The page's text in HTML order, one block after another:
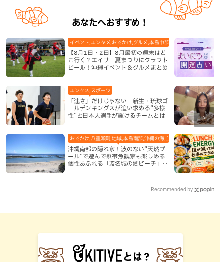
あなたへおすすめ！
【8月1日・2日】8月最初の週末はど
こ行く？エイサー夏まつりにクラフト
ビール！沖縄イベント＆グルメまとめ
イベント,エンタメ,おでかけ,グルメ,本島中部,本島北部,本島南部
「速さ」だけじゃない 新生・琉球ゴ
ールデンキングスが追い求める“多様
性”と日本人選手が輝けるチームとは
エンタメ,スポーツ
沖縄南部の隠れ家！波のない“天然プ
ール”で遊んで熱帯魚観察も楽しめる
個性あふれる「玻名城の郷ビーチ」
おでかけ,八重瀬町,地域,本島南部,沖縄の海,自然
Recommended by